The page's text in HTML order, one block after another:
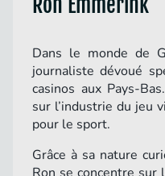
Dans le monde de
journaliste dévoué
casinos aux Pays-
sur l’industrie du jeu
pour le sport.
Grâce à sa nature